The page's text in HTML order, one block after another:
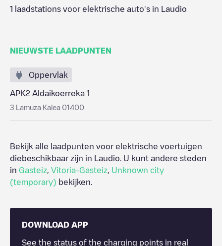
1 laadstations voor elektrische auto's in Laudio
NIEUWSTE LAADPUNTEN
Oppervlak
APK2 Aldaikoerreka 1
3 Lamuza Kalea 01400
Bekijk alle laadpunten voor elektrische voertuigen
diebeschikbaar zijn in
Laudio . U kunt andere steden
in Gasteiz Vitoria-Gasteiz Unknown city
(temporary) bekijken.
DOWNLOAD APP
See the status of the charging points in real